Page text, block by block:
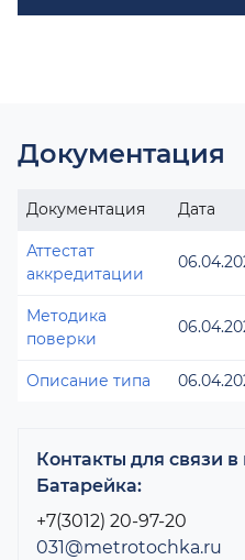
Документация
Документация Дата
Аттестат
аккредитации
Методика
поверки
Описание типа
Контакты для связи
Батарейка:
+7(3012) 20-97-20
031@metrotochka.ru